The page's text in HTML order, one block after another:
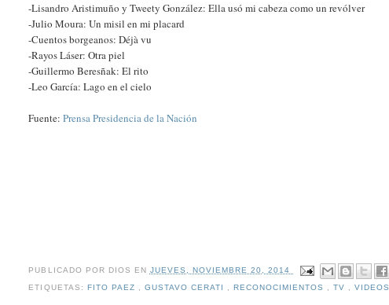
-Lisandro Aristimuño y Tweety González: Ella usó mi cabeza como un revólver
-Julio Moura: Un misil en mi placard
-Cuentos borgeanos: Déjà vu
-Rayos Láser: Otra piel
-Guillermo Beresñak: El rito
-Leo García: Lago en el cielo
Fuente:Prensa Presidencia de la Nación
PUBLICADO POR DIOS EN JUEVES, NOVIEMBRE 20, 2014
ETIQUETAS: FITO PAEZ GUSTAVO CERATI ,RECONOCIMIENTOS ,TV ,VIDEOS